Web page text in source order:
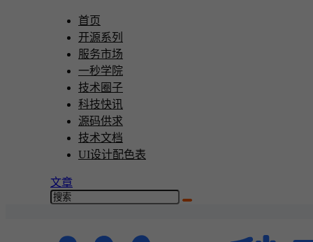
首页
开源系列
服务市场
一秒学院
技术圈子
科技快讯
源码供求
技术文档
UI设计配色表
文章